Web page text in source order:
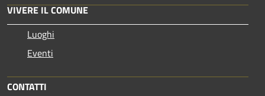
VIVERE IL COMUNE
Luoghi
Eventi
CONTATTI